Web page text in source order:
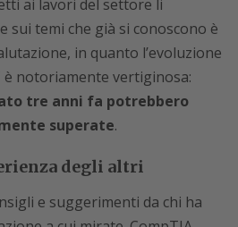
ai lavori del settore li
sui temi che già si conoscono è
in quanto l’evoluzione
è notoriamente vertiginosa:
tre anni fa potrebbero
superate.
degli altri
e suggerimenti da chi ha